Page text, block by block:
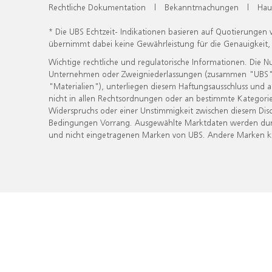
Rechtliche Dokumentation | Bekanntmachungen |
* Die UBS Echtzeit- Indikationen basieren auf
übernimmt dabei keine Gewährleistung für die
Wichtige rechtliche und regulatorische Informationen. Die
Unternehmen oder Zweigniederlassungen (zusammen
"Materialien"), unterliegen diesem Haftungsausschluss
nicht in allen Rechtsordnungen oder an bestimmte
Widerspruchs oder einer Unstimmigkeit zwischen diesem
Bedingungen Vorrang. Ausgewählte Marktdaten werden
und nicht eingetragenen Marken von UBS. Andere Marken